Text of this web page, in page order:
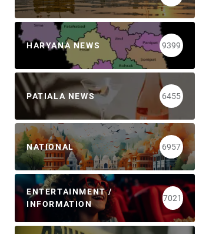
HARYANA NEWS 9399
PATIALA NEWS 6455
NATIONAL 6957
ENTERTAINMENT /
INFORMATION
7021